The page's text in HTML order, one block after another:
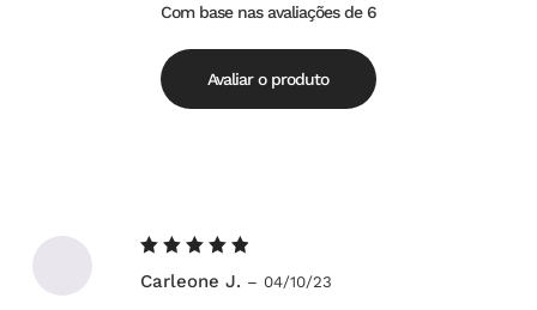
Avaliação
5.00de
5
Com base nas avaliações de 6
Avaliar o produto
5de 5
Carleone J. – 04/10/23